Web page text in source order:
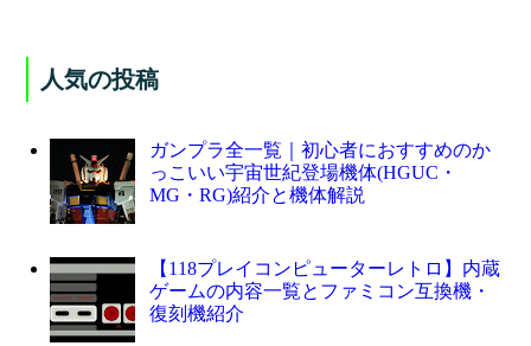
人気の投稿
ガンプラ全一覧｜初心者におすすめのか
っこいい宇宙世紀登場機体(HGUC・
MG・RG)紹介と機体解説
【118プレイコンピューターレトロ】内蔵
ゲームの内容一覧とファミコン互換機・
復刻機紹介